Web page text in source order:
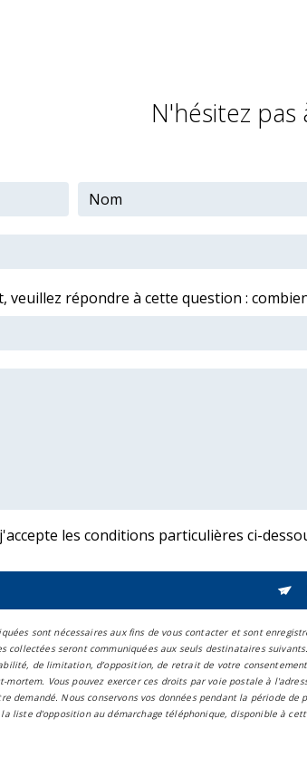
N'hésitez
veuillez répondre à cette question :
les conditions particulières ci-
sont nécessaires aux fins de vous contacter et sont
collectées seront communiquées aux seuls destinataires
de limitation, d’opposition, de retrait de votre
mortem. Vous pouvez exercer ces droits par voie postale à
demandé. Nous conservons vos données pendant la période
liste d'opposition au démarchage téléphonique, disponible à